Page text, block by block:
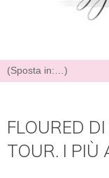
FLOURED
TOUR. I PIÙ